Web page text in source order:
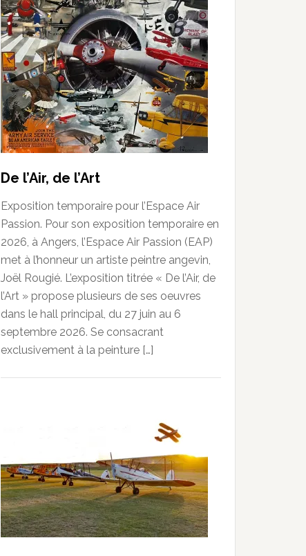
De l’Air, de l’Art
Exposition temporaire pour l’Espace Air
Passion. Pour son exposition temporaire en
2026, à Angers, l’Espace Air Passion (EAP)
met à l’honneur un artiste peintre angevin,
Joël Rougié. L’exposition titrée « De l’Air, de
l’Art » propose plusieurs de ses oeuvres
dans le hall principal, du 27 juin au 6
septembre 2026. Se consacrant
exclusivement à la peinture […]